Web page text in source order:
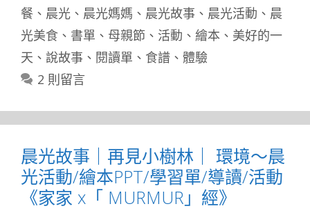
餐 、 晨光 、 晨光媽媽 、 晨光故事 、 晨光活動 、 晨
光美食 、 書單 、 母親節 、 活動 、 繪本 、 美好的一
天 、 說故事 、 閱讀單 、 食譜 、 體驗
2 則留言
晨光故事｜再見小樹林｜ 環境～晨
光活動/繪本PPT/學習單/導讀/活動
《家家 x「 MURMUR」經》